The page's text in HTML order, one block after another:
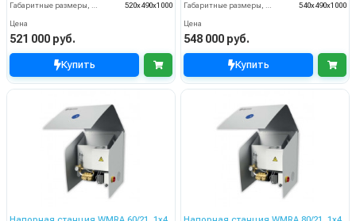
520x490x1000
Цена
521 000 руб.
Купить
540x490x1000
Цена
548 000 руб.
Купить